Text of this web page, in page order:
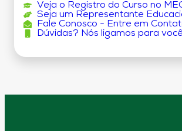
Veja o Registro do Curso no
Seja um Representante
Fale Conosco - Entre em
Dúvidas? Nós ligamos para